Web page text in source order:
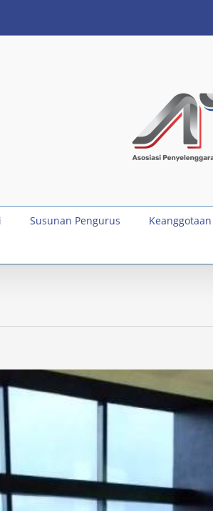
Susunan Pengurus Keanggotaan